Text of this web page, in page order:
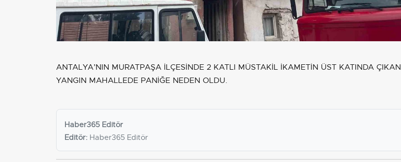
ANTALYA’NIN MURATPAŞA İLÇESİNDE 2 KATLI MÜSTAKİL İKAMETİN ÜST KATINDA ÇIKAN
YANGIN MAHALLEDE PANİĞE NEDEN OLDU.
Haber365 Editör
Editör: Haber365 Editör